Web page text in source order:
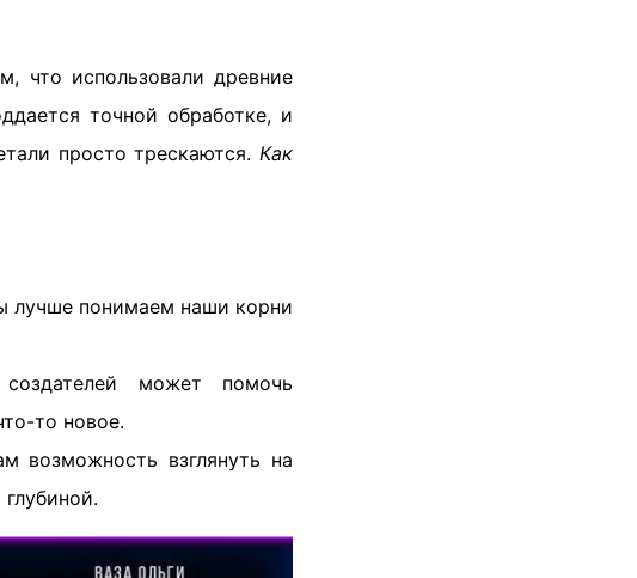
что использовали древние
точной обработке, и
просто трескаются. Как
лучше понимаем наши корни
может помочь
то новое.
возможность взглянуть на